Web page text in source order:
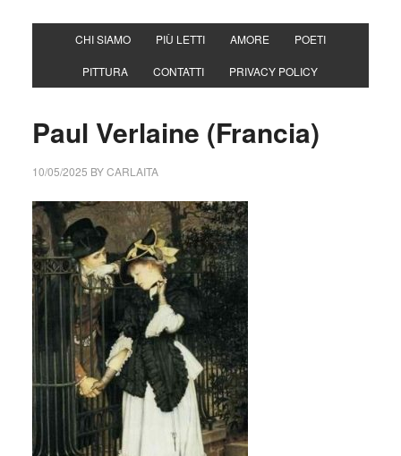
CHI SIAMO PIÙ LETTI AMORE POETI
PITTURA CONTATTI PRIVACY POLICY
Paul Verlaine (Francia)
10/05/2025 BYCARLAITA